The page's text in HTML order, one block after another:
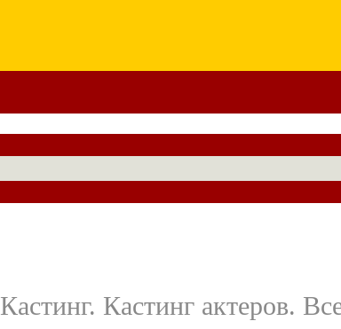
Кастинг. Кастинг актеров.